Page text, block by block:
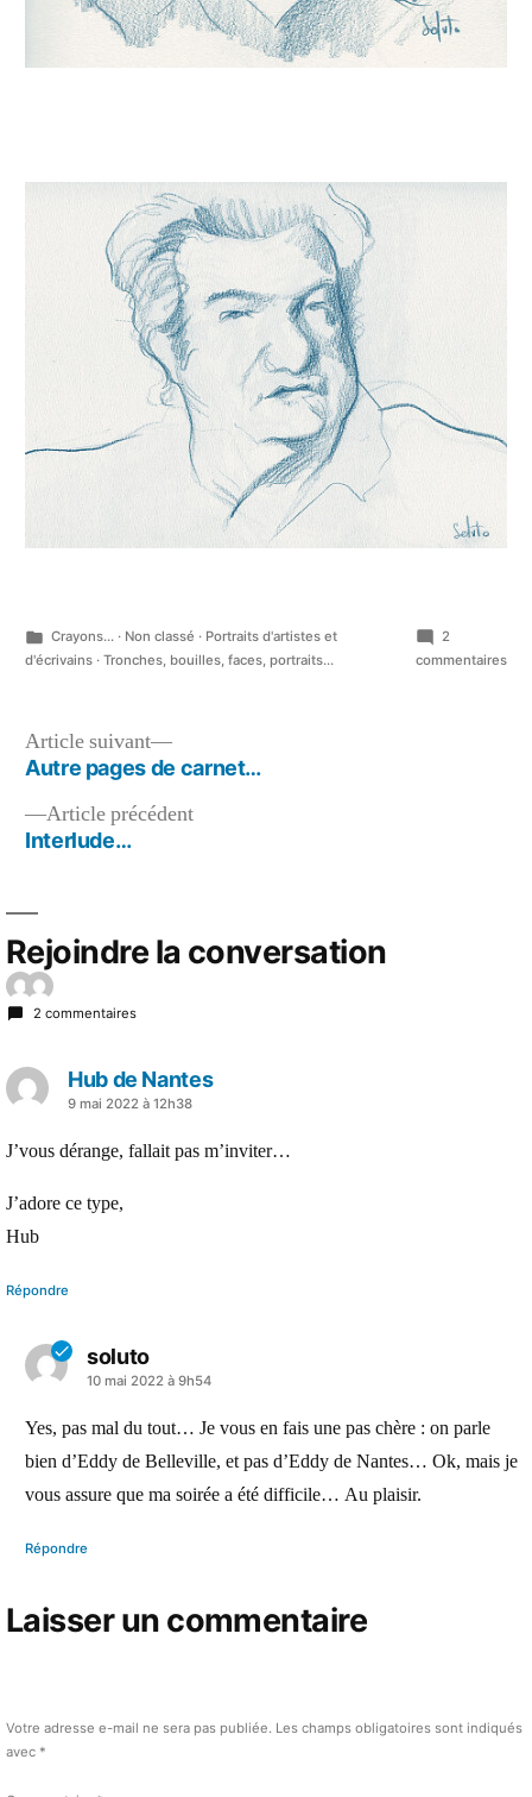
Publié
dans
Crayons...· Non classé · Portraits d'artistes et
d'écrivains · Tronches, bouilles, faces, portraits...
2
commentairessur
Navigation
de
l’article
Article précédentArticle
Interlude…
Article suivant
Article
suivant :
Autre pages de carnet…
Rejoindre la conversation
2 commentaires
Hub de Nantes
a
dit :
9 mai 2022 à 12h38
J’vous dérange, fallait pas m’inviter…
J’adore ce type,
Hub
Répondre
soluto
a
10 mai 2022 à 9h54
Yes, pas mal du tout… Je vous en fais une pas chère : on parle
bien d’Eddy de Belleville, et pas d’Eddy de Nantes… Ok, mais je
vous assure que ma soirée a été difficile… Au plaisir.
Répondre
Laisser un commentaire
Votre adresse e-mail ne sera pas publiée. Les champs obligatoires sont indiqués
avec *